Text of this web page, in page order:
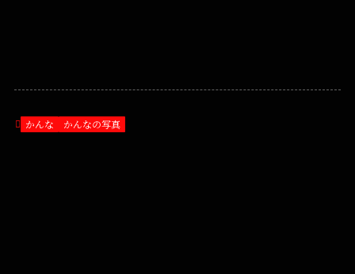
かんな かんなの写真